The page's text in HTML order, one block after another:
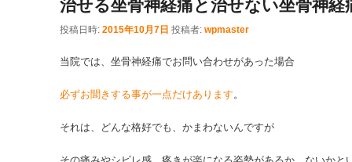
治せる坐骨神経痛と治せない坐骨神経
投稿日時: 2015年10月7日 投稿者: wpmaster
当院では、坐骨神経痛でお問い合わせがあった場合
必ずお聞きする事が一点だけあります 。
それは、どんな格好でも、かまわないんですが